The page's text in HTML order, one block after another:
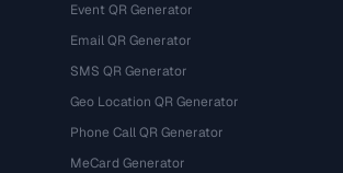
Event QR Generator
Email QR Generator
SMS QR Generator
Geo Location QR Generator
Phone Call QR Generator
MeCard Generator